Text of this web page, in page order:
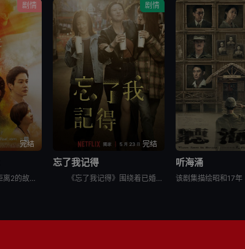
剧情
完结
台剧我们与恶的距离2的故事从一场超市纵火案展开，24岁的嫌犯造成五死十二伤的惨剧，这案件成为施⾏国民法官制度后，首个可能判处死刑的案例。大火也烧出了六个家庭交织的命运，时有错过又彼此牵扯，他们背负
剧情
完结
忘了我记得
《忘了我记得》围绕着已婚女性程乐乐（谢盈萱饰）展开，她一边做脱口秀演员，一边兼职便利店员工。在平淡无奇的生活中，乐乐对未来充满希望和梦想，但却接连遭遇挑战。除了与丈夫张凯（霍建华饰）之间的婚姻危机
听海涌